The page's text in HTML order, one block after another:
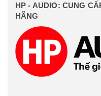
HP - AUDIO: CUNG
HÃNG